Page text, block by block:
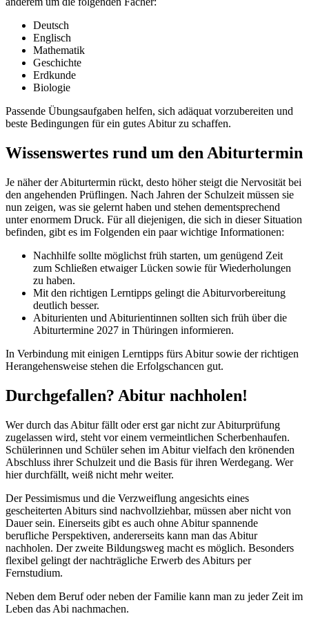
Deutsch
Englisch
Mathematik
Geschichte
Erdkunde
Biologie
Passende Übungsaufgaben helfen, sich adäquat vorzubereiten und
beste Bedingungen für ein gutes Abitur zu schaffen.
Wissenswertes rund um den Abiturtermin
Je näher der Abiturtermin rückt, desto höher steigt die Nervosität bei
den angehenden Prüflingen. Nach Jahren der Schulzeit müssen sie
nun zeigen, was sie gelernt haben und stehen dementsprechend
unter enormem Druck. Für all diejenigen, die sich in dieser Situation
befinden, gibt es im Folgenden ein paar wichtige Informationen:
Nachhilfe sollte möglichst früh starten, um genügend Zeit
zum Schließen etwaiger Lücken sowie für Wiederholungen
zu haben.
Mit den richtigen Lerntipps gelingt die Abiturvorbereitung
deutlich besser.
Abiturienten und Abiturientinnen sollten sich früh über die
Abiturtermine 2027 in Thüringen informieren.
In Verbindung mit einigen Lerntipps fürs Abitur sowie der richtigen
Herangehensweise stehen die Erfolgschancen gut.
Durchgefallen? Abitur nachholen!
Wer durch das Abitur fällt oder erst gar nicht zur Abiturprüfung
zugelassen wird, steht vor einem vermeintlichen Scherbenhaufen.
Schülerinnen und Schüler sehen im Abitur vielfach den krönenden
Abschluss ihrer Schulzeit und die Basis für ihren Werdegang. Wer
hier durchfällt, weiß nicht mehr weiter.
Der Pessimismus und die Verzweiflung angesichts eines
gescheiterten Abiturs sind nachvollziehbar, müssen aber nicht von
Dauer sein. Einerseits gibt es auch ohne Abitur spannende
berufliche Perspektiven, andererseits kann man das Abitur
nachholen. Der zweite Bildungsweg macht es möglich. Besonders
flexibel gelingt der nachträgliche Erwerb des Abiturs per
Fernstudium.
Neben dem Beruf oder neben der Familie kann man zu jeder Zeit im
Leben das Abi nachmachen.